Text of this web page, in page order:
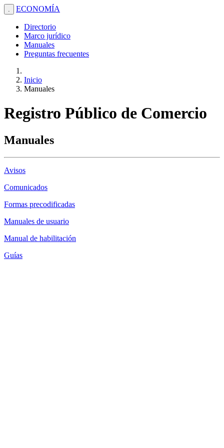
. ECONOMÍA
Directorio
Marco jurídico
Manuales
Preguntas frecuentes
Inicio
Manuales
Registro Público de Comercio
Manuales
Avisos
Comunicados
Formas precodificadas
Manuales de usuario
Manual de habilitación
Guías